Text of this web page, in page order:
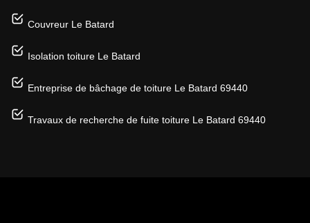
Couvreur Le Batard
Isolation toiture Le Batard
Entreprise de bâchage de toiture Le Batard 69440
Travaux de recherche de fuite toiture Le Batard 69440